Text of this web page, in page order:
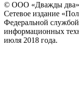
© ООО «Дважды два»
Сетевое издание
Федеральной
информационных
июля 2018 года.